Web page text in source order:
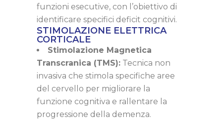
funzioni esecutive, con l’obiettivo di
identificare specifici deficit cognitivi.
STIMOLAZIONE ELETTRICA
CORTICALE
Stimolazione Magnetica
Transcranica (TMS): Tecnica non
invasiva che stimola specifiche aree
del cervello per migliorare la
funzione cognitiva e rallentare la
progressione della demenza.